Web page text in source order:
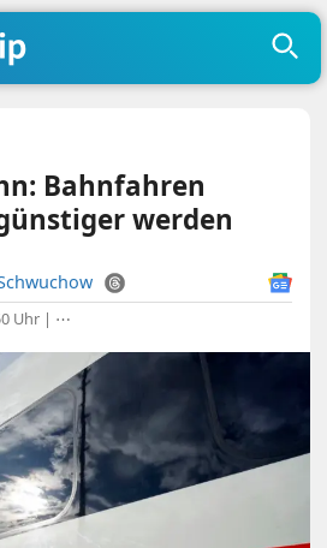
Bahnfahren
werden
Uhr | ⋯